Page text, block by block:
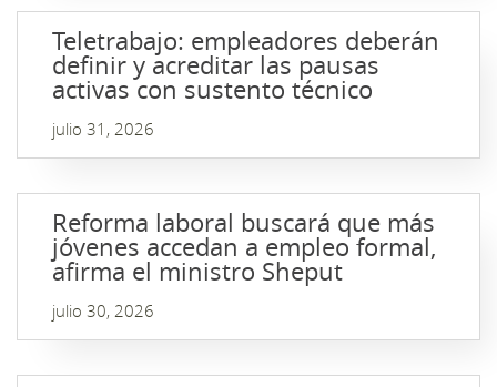
Teletrabajo: empleadores deberán
definir y acreditar las pausas
activas con sustento técnico
julio 31, 2026
Reforma laboral buscará que más
jóvenes accedan a empleo formal,
afirma el ministro Sheput
julio 30, 2026